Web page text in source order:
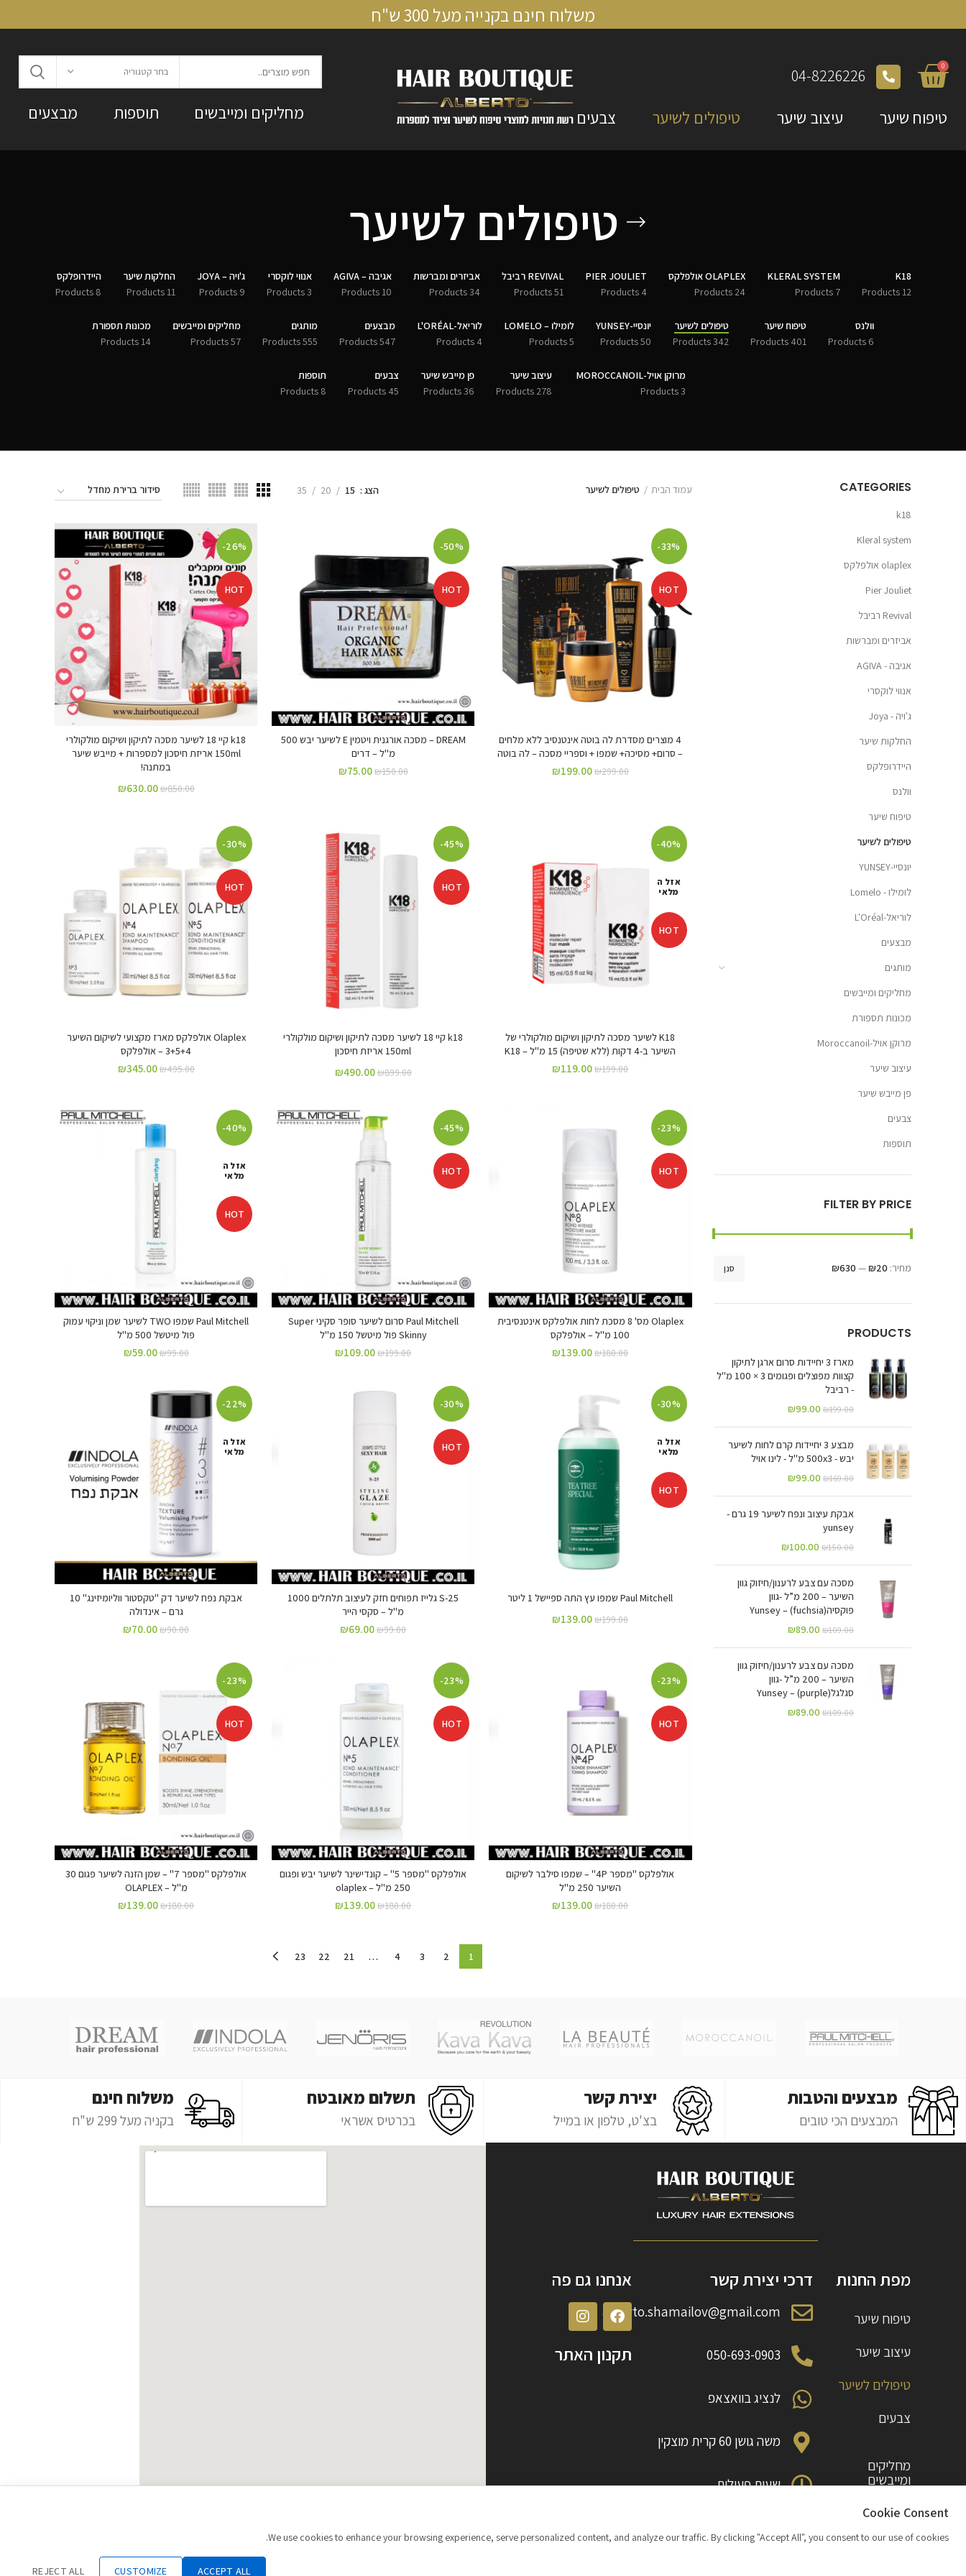
משלוח חינם בקנייה מעל 300 ש"ח
0
04-8226226
טיפוח שיער עיצוב שיער טיפולים לשיער צבעים
בחר קטגוריה
מחליקים ומייבשים תוספות מבצעים
טיפולים לשיער
K18
12 Products
KLERAL SYSTEM
7 Products
OLAPLEX אולפלקס
24 Products
PIER JOULIET
4 Products
REVIVAL רביבל
51 Products
אביזרים ומברשות
34 Products
אגיבה – AGIVA
10 Products
אנווי לוקסרי
3 Products
ג'ויה – JOYA
9 Products
החלקות שיער
11 Products
היידרופלקס
8 Products
וולנס
6 Products
טיפוח שיער
401 Products
טיפולים לשיער
342 Products
יונסיי-YUNSEY
50 Products
לומילו – LOMELO
5 Products
לוריאל-L'ORÉAL
4 Products
מבצעים
547 Products
מותגים
555 Products
מחליקים ומייבשים
57 Products
מכונות תספורת
14 Products
מרוקן אויל-MOROCCANOIL
3 Products
עיצוב שיער
278 Products
פן מייבש שיער
36 Products
צבעים
45 Products
תוספות
8 Products
CATEGORIES
k18
Kleral system
olaplex אולפלקס
Pier Jouliet
Revival רביבל
אביזרים ומברשות
אגיבה - AGIVA
אנווי לוקסרי
ג'ויה - Joya
החלקות שיער
היידרופלקס
וולנס
טיפוח שיער
טיפולים לשיער
יונסיי-YUNSEY
לומילו - Lomelo
לוריאל-L'Oréal
מבצעים
מותגים
מחליקים ומייבשים
מכונות תספורת
מרוקן אויל-Moroccanoil
עיצוב שיער
פן מייבש שיער
צבעים
תוספות
FILTER BY PRICE
סנן מחיר: ₪20
—
₪630
PRODUCTS
מארז 3 יחיידות סרום ארגן לתיקון
קצוות מפוצלים ופגומים 3 × 100 מ"ל
- רביבל
₪199.00
₪99.00
מבצע 3 יחיידות קרם לחות לשיער
יבש - 500x3 מ"ל - לינו אויל
₪169.00
₪99.00
אבקת עיצוב ונפח לשיער 19 גרם -
yunsey
₪150.00
₪100.00
מסכה עם צבע לרענון/חיזוק גוון
השיער – 200 מ”ל -גוון
פוקסיה(fuchsia) – Yunsey
₪109.00
₪89.00
מסכה עם צבע לרענון/חיזוק גוון
השיער – 200 מ”ל -גוון
סגלגל(purple) – Yunsey
₪109.00
₪89.00
עמוד הבית טיפולים לשיער הצג 15
20
35
-33%
HOT
4 מוצרים מסדרת לה בוטה אינטנסיב ללא מלחים
– סרום+ מסיכה+ שמפו + וספריי מסכה – לה בוטה
₪299.00
₪199.00
-50%
HOT
DREAM – מסכה אורגנית ויטמין E לשיער יבש 500
מ"ל – דרים
₪150.00
₪75.00
-26%
HOT
‏k18 קיי 18 לשיער מסכה לתיקון ושיקום מולקולרי
150ml אריזת חיסכון למספרות + מייבש שיער
במתנה!
₪850.00
₪630.00
-40%
אזל ה
מלאי
HOT
K18‏ לשיער מסכה לתיקון ושיקום מולקולרי של
השיער ב-4 דקות (ללא שטיפה) 15 מ"ל – K18‏
₪199.00
₪119.00
-45%
HOT
‏k18 קיי 18 לשיער מסכה לתיקון ושיקום מולקולרי
150ml אריזת חיסכון
₪899.00
₪490.00
-30%
HOT
Olaplex אולפלקס מארז מקצועי לשיקום השיער
3+5+4 – אולפלקס
₪495.00
₪345.00
-23%
HOT
Olaplex מס' 8 מסכת לחות אולפלקס אינטנסיבית
100 מ"ל – אולפלקס
₪180.00
₪139.00
-45%
HOT
Paul Mitchell סרום לשיער סופר סקיני Super
Skinny פול מיטשל 150 מ"ל
₪199.00
₪109.00
-40%
אזל ה
מלאי
HOT
Paul Mitchell שמפו TWO לשיער שמן וניקוי עמוק
פול מיטשל 500 מ"ל
₪99.00
₪59.00
-30%
אזל ה
מלאי
HOT
Paul Mitchell שמפו עץ התה ספיישל 1 ליטר
₪199.00
₪139.00
-30%
HOT
S-25 גלייז תפוחים חזק לעיצוב תלתלים 1000
מ"ל – סקסי הייר
₪99.00
₪69.00
-22%
אזל ה
מלאי
אבקת נפח לשיער דק "טקסטור ווליומיזינג" 10
גרם – אינדולה
₪90.00
₪70.00
-23%
HOT
אולפלקס "מספר 4P" – שמפו סילבר לשיקום
השיער 250 מ"ל
₪180.00
₪139.00
-23%
HOT
אולפלקס "מספר 5" – קונדישינר לשיער יבש ופגום
250 מ"ל – olaplex
₪180.00
₪139.00
-23%
HOT
אולפלקס "מספר 7" – שמן הזנה לשיער פגום 30
מ"ל – OLAPLEX‏
₪180.00
₪139.00
1
2
3
4
…
21
22
23
מבצעים והטבות
המבצעים הכי טובים
יצירת קשר
בצ'ט, טלפון או במייל
תשלום מאובטח
בכרטיס אשראי
משלוח חינם
בקניה מעל 299 ש"ח
מפת החנות
טיפוח שיער
עיצוב שיער
טיפולים לשיער
צבעים
מחליקים
ומייבשים
תוספות
מבצעים
דרכי יצירת קשר
alberto.shamailov@gmail.com
050-693-0903
לנציג בוואצאפ
משה גושן 60 קרית מוצקין
שעות פעילות
אנחנו גם פה
תקנון האתר
Cookie Consent
We use cookies to enhance your browsing experience, serve personalized content, and analyze our traffic. By clicking "Accept All", you consent to our use of cookies.
ACCEPT ALL
CUSTOMIZE
REJECT ALL